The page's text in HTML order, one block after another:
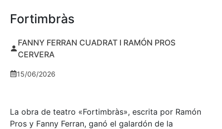
Fortimbràs
FANNY FERRAN CUADRAT I RAMÓN PROS
CERVERA
15/06/2026
La obra de teatro «Fortimbràs», escrita por Ramón
Pros y Fanny Ferran, ganó el galardón de la